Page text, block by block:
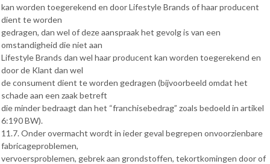
kan worden toegerekend en door Lifestyle Brands of haar producent
dient te worden
gedragen, dan wel of deze aanspraak het gevolg is van een
omstandigheid die niet aan
Lifestyle Brands dan wel haar producent kan worden toegerekend en
door de Klant dan wel
de consument dient te worden gedragen (bijvoorbeeld omdat het
schade aan een zaak betreft
die minder bedraagt dan het “franchisebedrag” zoals bedoeld in artikel
6:190 BW).
11.7. Onder overmacht wordt in ieder geval begrepen onvoorzienbare
fabricageproblemen,
vervoersproblemen, gebrek aan grondstoffen, tekortkomingen door of